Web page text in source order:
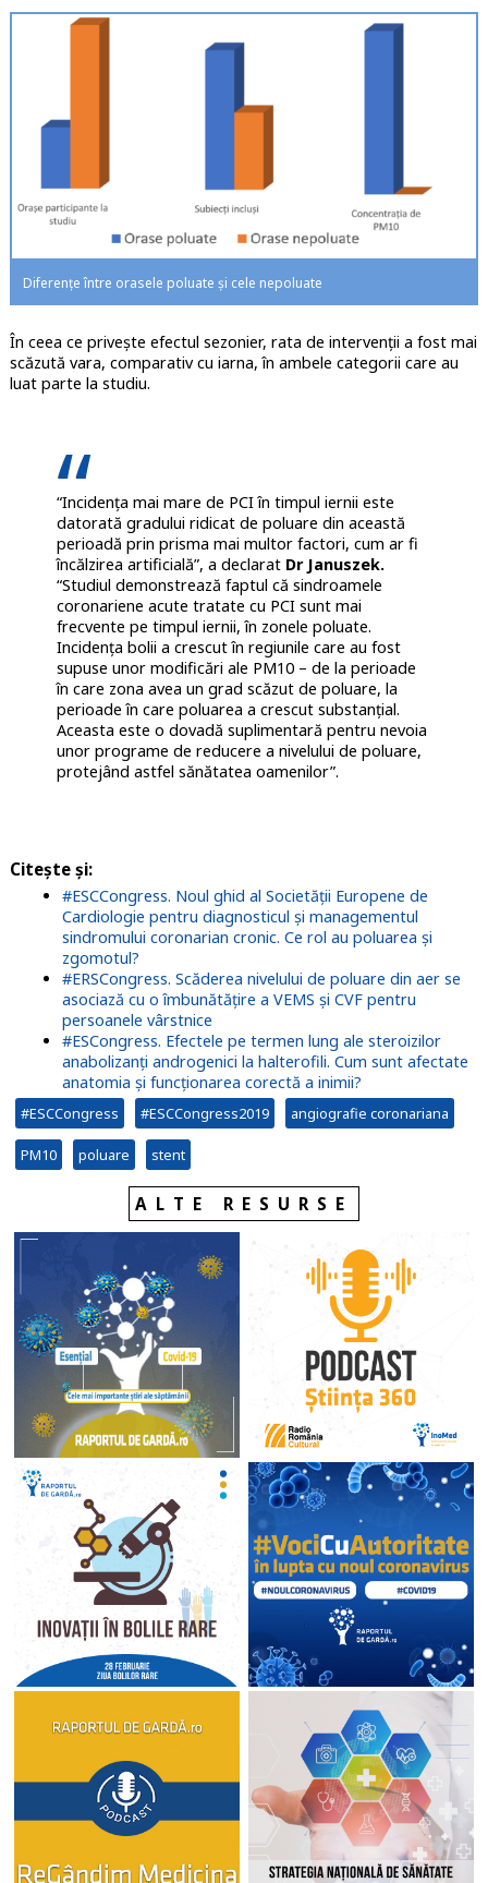
Diferențe între orasele poluate și cele nepoluate
În ceea ce privește efectul sezonier, rata de intervenții a fost mai
scăzută vara, comparativ cu iarna, în ambele categorii care au
luat parte la studiu.
“Incidența mai mare de PCI în timpul iernii este
datorată gradului ridicat de poluare din această
perioadă prin prisma mai multor factori, cum ar fi
încălzirea artificială”, a declarat Dr Januszek.
“Studiul demonstrează faptul că sindroamele
coronariene acute tratate cu PCI sunt mai
frecvente pe timpul iernii, în zonele poluate.
Incidența bolii a crescut în regiunile care au fost
supuse unor modificări ale PM10 – de la perioade
în care zona avea un grad scăzut de poluare, la
perioade în care poluarea a crescut substanțial.
Aceasta este o dovadă suplimentară pentru nevoia
unor programe de reducere a nivelului de poluare,
protejând astfel sănătatea oamenilor”.
Citește și:
#ESCCongress. Noul ghid al Societății Europene de
Cardiologie pentru diagnosticul și managementul
sindromului coronarian cronic. Ce rol au poluarea și
zgomotul?
#ERSCongress. Scăderea nivelului de poluare din aer se
asociază cu o îmbunătățire a VEMS și CVF pentru
persoanele vârstnice
#ESCongress. Efectele pe termen lung ale steroizilor
anabolizanți androgenici la halterofili. Cum sunt afectate
anatomia și funcționarea corectă a inimii?
#ESCCongress #ESCCongress2019 angiografie coronariana
PM10 poluare stent
ALTE RESURSE